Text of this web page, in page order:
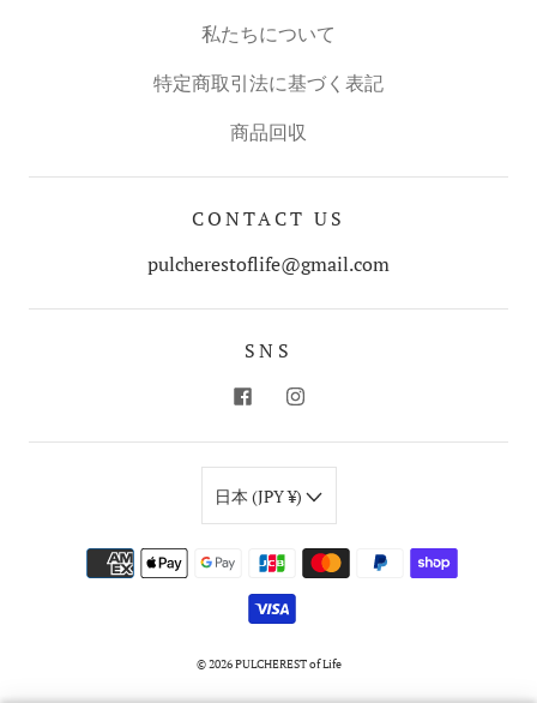
私たちについて
特定商取引法に基づく表記
商品回収
CONTACT US
pulcherestoflife@gmail.com
SNS
© 2026PULCHEREST of Life
日本 (JPY ¥)